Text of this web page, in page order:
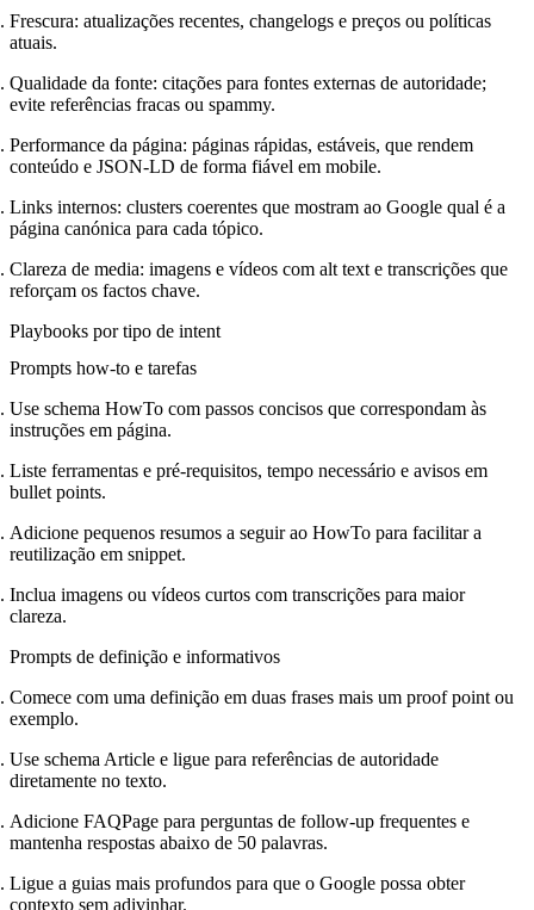
Frescura: atualizações recentes, changelogs e preços ou políticas
atuais.
Qualidade da fonte: citações para fontes externas de autoridade;
evite referências fracas ou spammy.
Performance da página: páginas rápidas, estáveis, que rendem
conteúdo e JSON-LD de forma fiável em mobile.
Links internos: clusters coerentes que mostram ao Google qual é a
página canónica para cada tópico.
Clareza de media: imagens e vídeos com alt text e transcrições que
reforçam os factos chave.
Playbooks por tipo de intent
Prompts how-to e tarefas
Use schema HowTo com passos concisos que correspondam às
instruções em página.
Liste ferramentas e pré-requisitos, tempo necessário e avisos em
bullet points.
Adicione pequenos resumos a seguir ao HowTo para facilitar a
reutilização em snippet.
Inclua imagens ou vídeos curtos com transcrições para maior
clareza.
Prompts de definição e informativos
Comece com uma definição em duas frases mais um proof point ou
exemplo.
Use schema Article e ligue para referências de autoridade
diretamente no texto.
Adicione FAQPage para perguntas de follow-up frequentes e
mantenha respostas abaixo de 50 palavras.
Ligue a guias mais profundos para que o Google possa obter
contexto sem adivinhar.